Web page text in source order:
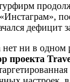
дефицит
нет ни в одном
проекта